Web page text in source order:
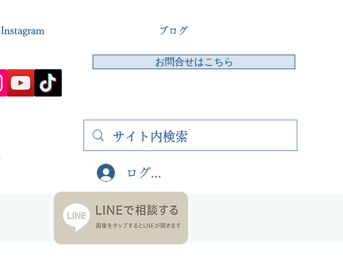
お問合せはこちら
ログイン
Instagram ブログ